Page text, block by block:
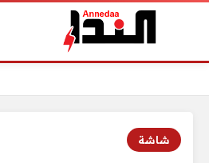
شاشة